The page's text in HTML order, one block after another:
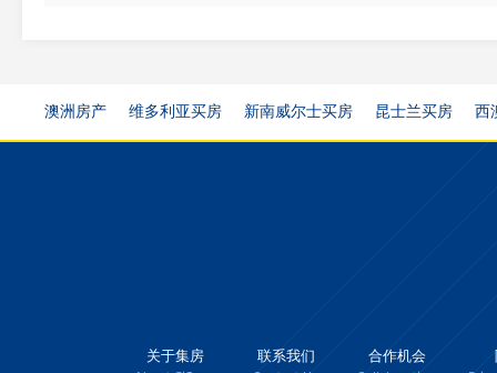
澳洲房产 维多利亚买房 新南威尔士买房 昆士兰买房 西
关于集房 联系我们 合作机会